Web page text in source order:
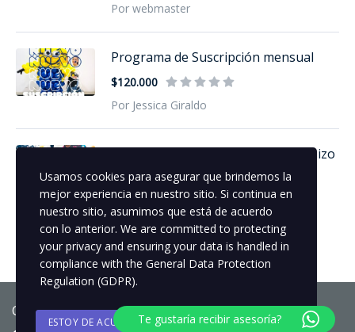
Por webmaster
Programa de Suscripción mensual
$120.000
Por Jessica Giraldo
Taller Online - HALLOWEEN (Chamizo
em...
$150.000
Por Jessica Giraldo
Copyright © 2025 Globos.Col
Usamos cookies para asegurar que brindemos la
mejor experiencia en nuestro sitio. Si continua en
nuestro sitio, asumimos que está de acuerdo
con lo anterior. We are committed to protecting
your privacy and ensuring your data is handled in
compliance with the General Data Protection
Regulation (GDPR).
ESTOY DE ACUERDO POLITICA DE
Te gustaría recibir asesoría?